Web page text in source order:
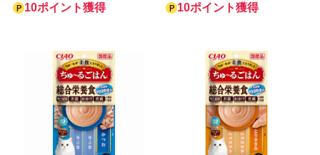
10ポイント獲得 10ポイント獲得